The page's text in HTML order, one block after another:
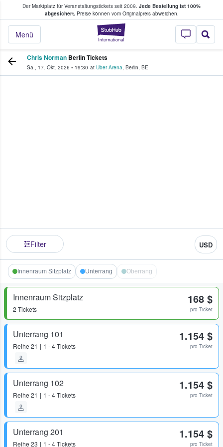
Der Marktplatz für Veranstaltungstickets seit 2009. Jede Bestellung ist 100%
abgesichert.Preise können vom Originalpreis abweichen.
StubHub - Wo
Menü
Tickets kaufen & verkaufen
Chris Norman Berlin Tickets
Sa., 17. Okt. 2026 • 19:30 at Uber Arena, Berlin, BE
Filter USD
Innenraum Sitzplatz Unterrang Oberrang
Innenraum Sitzplatz
2 Tickets
168 $
pro Ticket
Unterrang 101
Reihe 21 1 - 4 Tickets
1.154 $
pro Ticket
Unterrang 102
Reihe 21 1 - 4 Tickets
1.154 $
pro Ticket
Unterrang 201
Reihe 23 1 - 4 Tickets
1.154 $
pro Ticket